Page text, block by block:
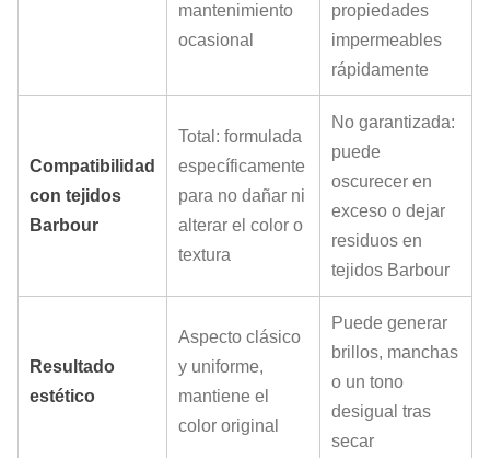
mantenimiento
ocasional
propiedades
impermeables
rápidamente
Compatibilidad
con tejidos
Barbour
Total: formulada
específicamente
para no dañar ni
alterar el color o
textura
No garantizada:
puede
oscurecer en
exceso o dejar
residuos en
tejidos Barbour
Resultado
estético
Aspecto clásico
y uniforme,
mantiene el
color original
Puede generar
brillos, manchas
o un tono
desigual tras
secar